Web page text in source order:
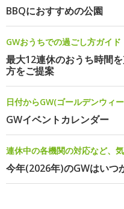
BBQにおすすめの公園
GWおうちでの過ごし方ガイド
最大12連休のおうち時間
方をご提案
日付からGW(ゴールデンウィ
GWイベントカレンダー
連休中の各機関の対応など、
今年(2026年)のGWはいつ